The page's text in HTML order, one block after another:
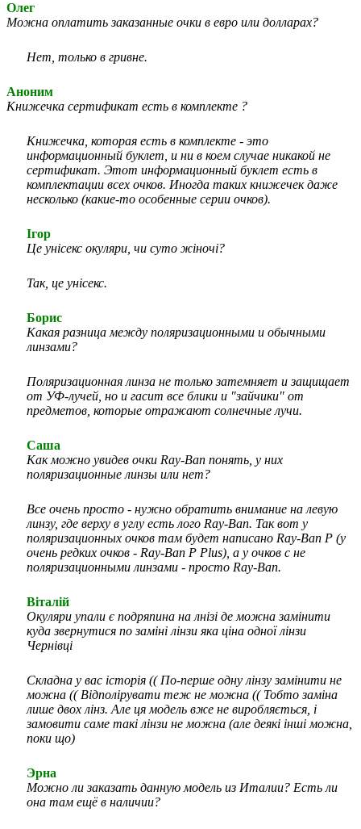
Олег
Можна оплатить заказанные очки в евро или долларах?
Нет, только в гривне.
Аноним
Книжечка сертификат есть в комплекте ?
Книжечка, которая есть в комплекте - это
информационный буклет, и ни в коем случае никакой не
сертификат. Этот информационный буклет есть в
комплектации всех очков. Иногда таких книжечек даже
несколько (какие-то особенные серии очков).
Ігор
Це унісекс окуляри, чи суто жіночі?
Так, це унісекс.
Борис
Какая разница между поляризационными и обычными
линзами?
Поляризационная линза не только затемняет и защищает
от УФ-лучей, но и гасит все блики и "зайчики" от
предметов, которые отражают солнечные лучи.
Саша
Как можно увидев очки Ray-Ban понять, у них
поляризационные линзы или нет?
Все очень просто - нужно обратить внимание на левую
линзу, где верху в углу есть лого Ray-Ban. Так вот у
поляризационных очков там будет написано Ray-Ban P (у
очень редких очков - Ray-Ban P Plus), а у очков с не
поляризационными линзами - просто Ray-Ban.
Віталій
Окуляри упали є подряпина на лнізі де можна замінити
куда звернутися по заміні лінзи яка ціна одної лінзи
Чернівці
Складна у вас історія (( По-перше одну лінзу замінити не
можна (( Відполірувати теж не можна (( Тобто заміна
лише двох лінз. Але ця модель вже не виробляється, і
замовити саме такі лінзи не можна (але деякі інші можна,
поки що)
Эрна
Можно ли заказать данную модель из Италии? Есть ли
она там ещё в наличии?